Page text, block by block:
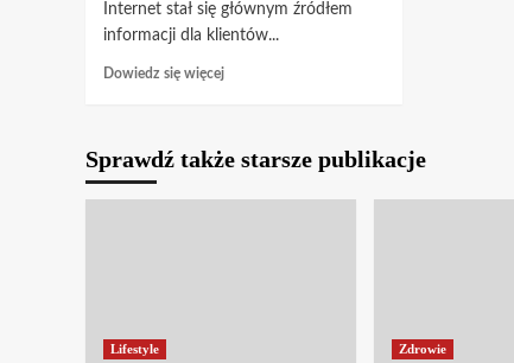
Internet stał się głównym źródłem
informacji dla klientów...
Dowiedz się więcejDowiedz
Dlaczego
Sprawdź także starsze publikacje
Lifestyle Zdrowie